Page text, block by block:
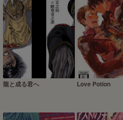
龍と成る君へ Love Potion